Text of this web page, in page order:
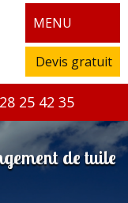
MENU
Devis gratuit
25 42 35
de tuile